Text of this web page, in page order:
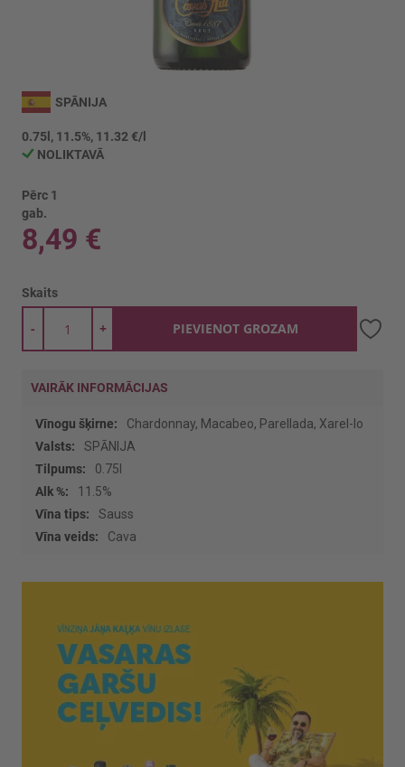
uz
galerijas
sākumu
SPĀNIJA
0.75l, 11.5%, 11.32 €/l
NOLIKTAVĀ
Pērc 1
gab.
8,49 €
Skaits
+
- PIEVIENOT GROZAM
VAIRĀK INFORMĀCIJAS
Vairāk
informācijas
Chardonnay, Macabeo, Parellada, Xarel-lo
SPĀNIJA
0.75l
11.5%
Sauss
Cava